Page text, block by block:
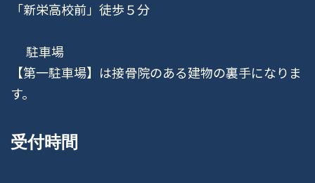
「新栄高校前」徒歩５分
駐車場
【第一駐車場】は接骨院のある建物の裏手になりま
す。
受付時間